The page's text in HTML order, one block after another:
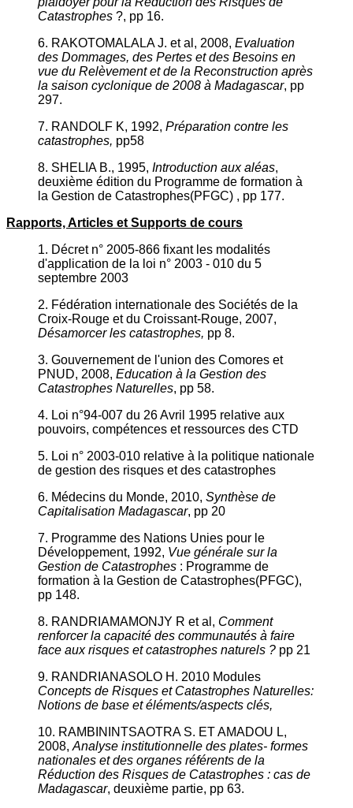
Catastrophes ?, pp 16.
6. RAKOTOMALALA J. et al, 2008, Evaluation
des Dommages, des Pertes et des Besoins en
vue du Relèvement et de la Reconstruction après
la saison cyclonique de 2008 à Madagascar, pp
297.
7. RANDOLF K, 1992, Préparation contre les
catastrophes, pp58
8. SHELIA B., 1995, Introduction aux aléas,
deuxième édition du Programme de formation à
la Gestion de Catastrophes(PFGC) , pp 177.
Rapports, Articles et Supports de cours
1. Décret n° 2005-866 fixant les modalités
d'application de la loi n° 2003 - 010 du 5
septembre 2003
2. Fédération internationale des Sociétés de la
Croix-Rouge et du Croissant-Rouge, 2007,
Désamorcer les catastrophes, pp 8.
3. Gouvernement de l'union des Comores et
PNUD, 2008, Education à la Gestion des
Catastrophes Naturelles, pp 58.
4. Loi n°94-007 du 26 Avril 1995 relative aux
pouvoirs, compétences et ressources des CTD
5. Loi n° 2003-010 relative à la politique nationale
de gestion des risques et des catastrophes
6. Médecins du Monde, 2010, Synthèse de
Capitalisation Madagascar, pp 20
7. Programme des Nations Unies pour le
Développement, 1992, Vue générale sur la
Gestion de Catastrophes : Programme de
formation à la Gestion de Catastrophes(PFGC),
pp 148.
8. RANDRIAMAMONJY R et al, Comment
renforcer la capacité des communautés à faire
face aux risques et catastrophes naturels ? pp 21
9. RANDRIANASOLO H. 2010 Modules
Concepts de Risques et Catastrophes Naturelles:
Notions de base et éléments/aspects clés,
10. RAMBININTSAOTRA S. ET AMADOU L,
2008, Analyse institutionnelle des plates- formes
nationales et des organes référents de la
Réduction des Risques de Catastrophes : cas de
Madagascar, deuxième partie, pp 63.